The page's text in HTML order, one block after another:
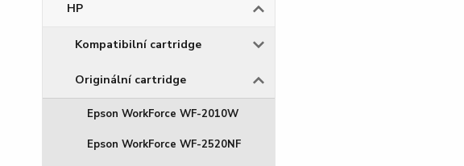
HP
Kompatibilní cartridge
Originální cartridge
Epson WorkForce WF-2010W
Epson WorkForce WF-2520NF